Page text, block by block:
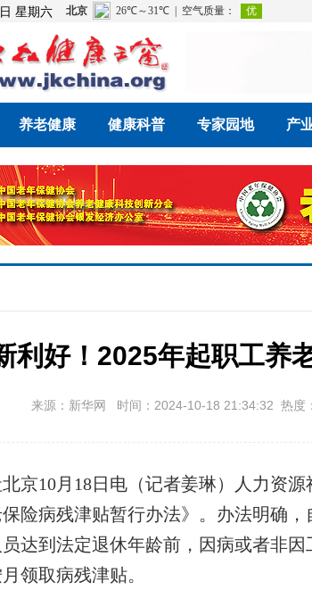
星期六
养老健康 健康科普 专家园地 产
利好！2025年起职工养
来源：新华网 时间：2024-10-18 21:34:32 热度
10月18日电（记者姜琳）人力资源
险病残津贴暂行办法》。办法明确
达到法定退休年龄前，因病或者非
领取病残津贴。